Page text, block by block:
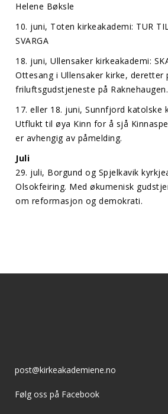
Helene Bøksle
10. juni, Toten kirkeakademi: TUR
SVARGA
18. juni, Ullensaker kirkeakademi:
Ottesang i Ullensaker kirke, deretter
friluftsgudstjeneste på Raknehaugen.
17. eller 18. juni, Sunnfjord katolske
Utflukt til øya Kinn for å sjå
er avhengig av påmelding.
Juli
29. juli, Borgund og Spjelkavik
Olsokfeiring. Med økumenisk
om reformasjon og demokrati.
post@kirkeakademiene.no
Følg oss på Facebook